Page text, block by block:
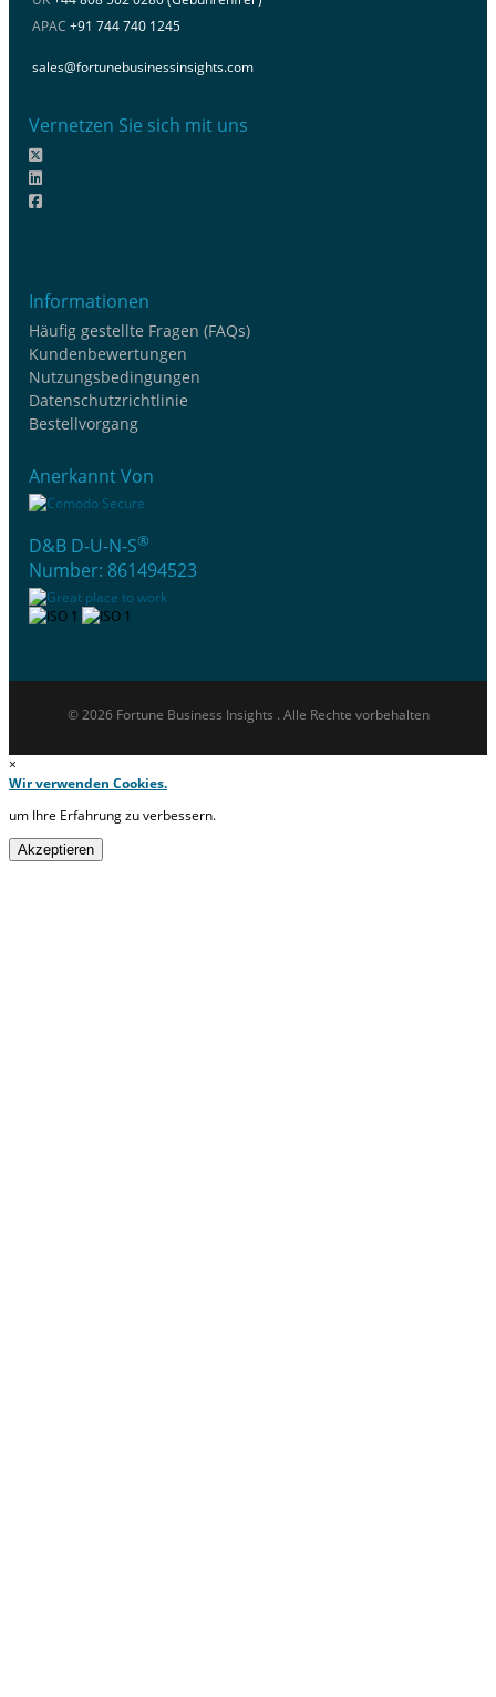
APAC +91 744 740 1245
sales@fortunebusinessinsights.com
Vernetzen Sie sich mit uns
Informationen
Häufig gestellte Fragen (FAQs)
Kundenbewertungen
Nutzungsbedingungen
Datenschutzrichtlinie
Bestellvorgang
Anerkannt Von
D&B D-U-N-S®
Number: 861494523
© 2026 Fortune Business Insights . Alle Rechte vorbehalten
×
Wir verwenden Cookies.
um Ihre Erfahrung zu verbessern.
Akzeptieren